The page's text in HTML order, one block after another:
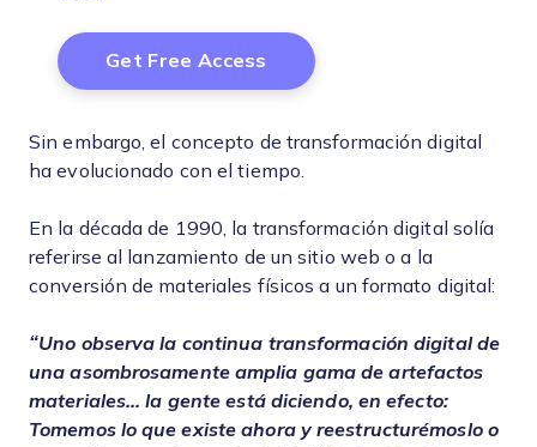
Sin embargo, el concepto de transformación digital
ha evolucionado con el tiempo.
En la década de 1990, la transformación digital solía
referirse al lanzamiento de un sitio web o a la
conversión de materiales físicos a un formato digital:
“Uno observa la continua transformación digital de
una asombrosamente amplia gama de artefactos
materiales... la gente está diciendo, en efecto:
Tomemos lo que existe ahora y reestructurémoslo o